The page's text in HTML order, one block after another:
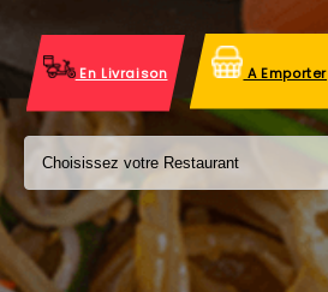
VOS AVIS
MENTIONS LÉGALES
C.G.V
En Livraison A Emporter